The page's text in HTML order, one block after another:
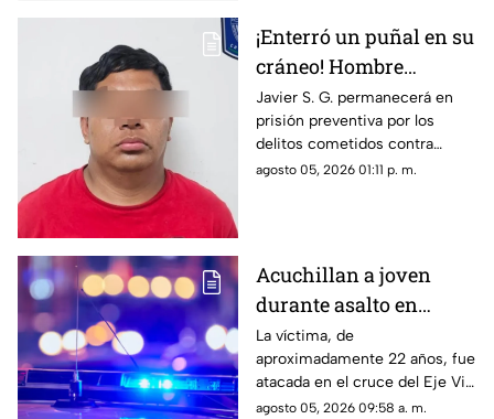
¡Enterró un puñal en su
cráneo! Hombre
secuestra y tortura
atrozmente a cuatro;
asesinan a uno en
Riberas del Bravo
Javier S. G. permanecerá en
prisión preventiva por los
delitos cometidos contra
cuatro personas en diciembre
agosto 05, 2026 01:11 p. m.
Acuchillan a joven
durante asalto en
estación de transporte
público en Eje Vial
La víctima, de
aproximadamente 22 años, fue
atacada en el cruce del Eje Vial
Juan Gabriel y calzada
agosto 05, 2026 09:58 a. m.